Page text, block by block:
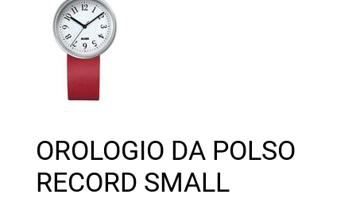
OROLOGIO DA POLSO
RECORD SMALL